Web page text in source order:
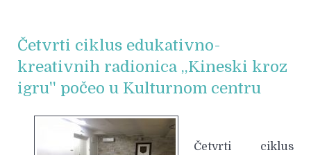
Četvrti ciklus edukativno-
kreativnih radionica ,,Kineski kroz
igru'' počeo u Kulturnom centru
Četvrti ciklus